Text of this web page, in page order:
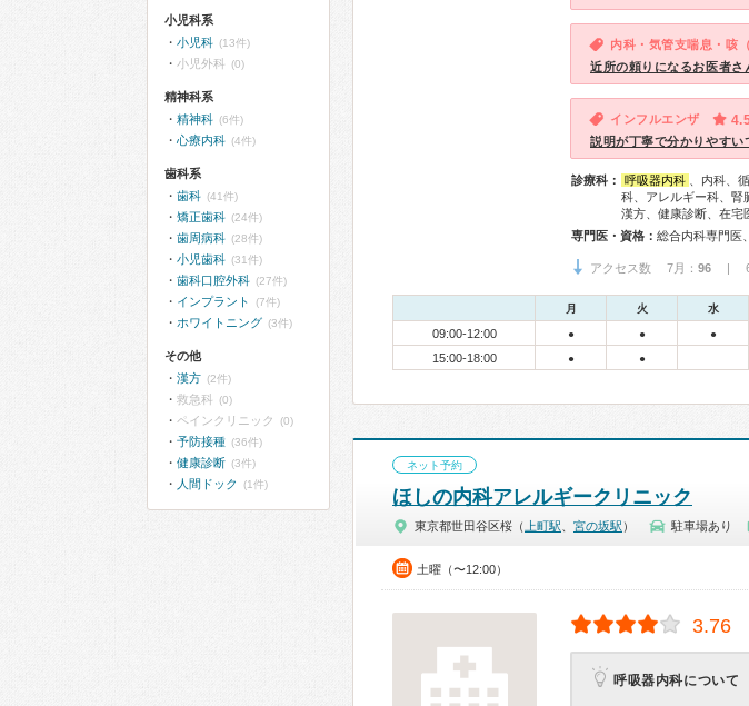
内科・気管支喘息・咳（
近所の頼りになるお医者さ
インフルエンザ
説明が丁寧で分かりやすい
診療科： 呼吸器内科
、内科、
科、アレルギー科、腎
漢方、健康診断、在宅
専門医・資格： 総合内科専門医
アクセス数 7月： 96 | 6
月 火 水
09:00-12:00 ● ● ●
15:00-18:00 ● ●
ネット予約
ほしの内科アレルギークリニック
東京都世田谷区桜（ 上町駅 宮の坂駅 ） 駐車場あり
土曜（〜12:00）
3.76
呼吸器内科について
小児科系
小児科 (13件)
小児外科 (0)
精神科系
精神科 (6件)
心療内科 (4件)
歯科系
歯科 (41件)
矯正歯科 (24件)
歯周病科 (28件)
小児歯科 (31件)
歯科口腔外科 (27件)
インプラント (7件)
ホワイトニング (3件)
その他
漢方 (2件)
救急科 (0)
ペインクリニック (0)
予防接種 (36件)
健康診断 (3件)
人間ドック (1件)